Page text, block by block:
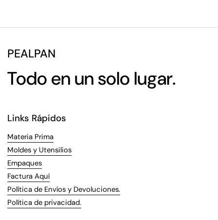
PEALPAN
Todo en un solo lugar.
Links Rápidos
Materia Prima
Moldes y Utensilios
Empaques
Factura Aquí
Política de Envíos y Devoluciones.
Política de privacidad.